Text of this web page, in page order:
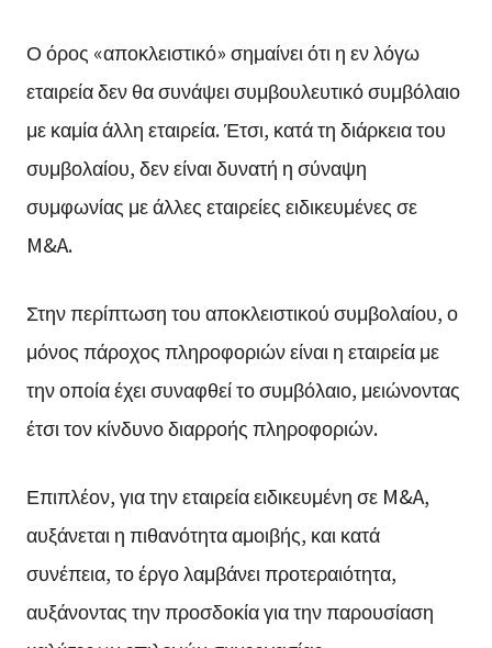
Ο όρος «αποκλειστικό» σημαίνει ότι η εν λόγω
εταιρεία δεν θα συνάψει συμβουλευτικό συμβόλαιο
με καμία άλλη εταιρεία. Έτσι, κατά τη διάρκεια του
συμβολαίου, δεν είναι δυνατή η σύναψη
συμφωνίας με άλλες εταιρείες ειδικευμένες σε
M&A.
Στην περίπτωση του αποκλειστικού συμβολαίου, ο
μόνος πάροχος πληροφοριών είναι η εταιρεία με
την οποία έχει συναφθεί το συμβόλαιο, μειώνοντας
έτσι τον κίνδυνο διαρροής πληροφοριών.
Επιπλέον, για την εταιρεία ειδικευμένη σε M&A,
αυξάνεται η πιθανότητα αμοιβής, και κατά
συνέπεια, το έργο λαμβάνει προτεραιότητα,
αυξάνοντας την προσδοκία για την παρουσίαση